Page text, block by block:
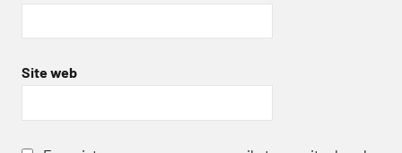
Site web